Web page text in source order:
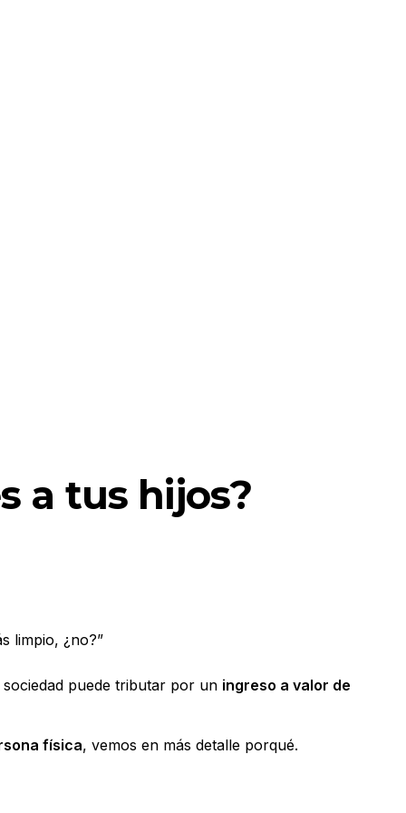
a tus hijos?
limpio, ¿no?”
sociedad puede tributar por un ingreso a valor de
física, vemos en más detalle porqué.